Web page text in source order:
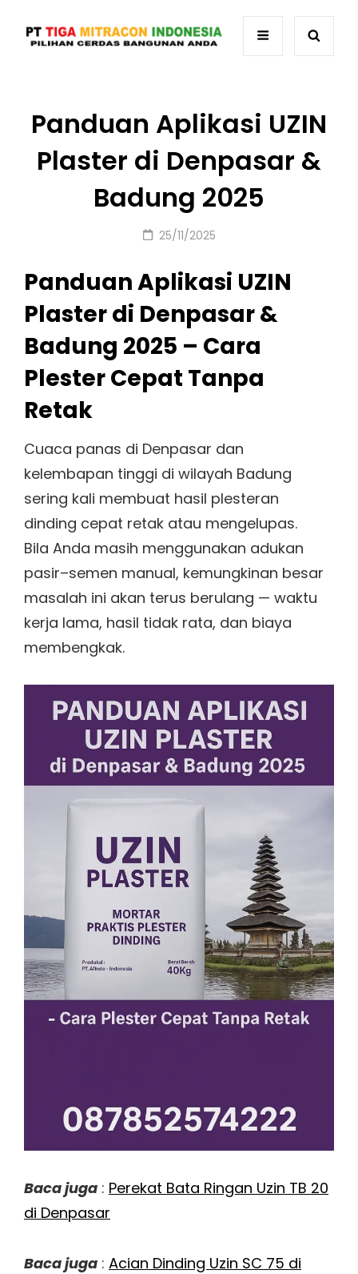
Panduan Aplikasi UZIN
Plaster di Denpasar &
Badung 2025
Posted
25/11/2025
Panduan Aplikasi UZIN
Plaster di Denpasar &
Badung 2025 – Cara
Plester Cepat Tanpa
Retak
Cuaca panas di Denpasar dan
kelembapan tinggi di wilayah Badung
sering kali membuat hasil plesteran
dinding cepat retak atau mengelupas.
Bila Anda masih menggunakan adukan
pasir–semen manual, kemungkinan besar
masalah ini akan terus berulang — waktu
kerja lama, hasil tidak rata, dan biaya
membengkak.
Baca juga : Perekat Bata Ringan Uzin TB 20
di Denpasar
Baca juga : Acian Dinding Uzin SC 75 di